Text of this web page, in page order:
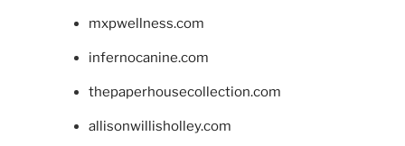
mxpwellness.com
infernocanine.com
thepaperhousecollection.com
allisonwillisholley.com